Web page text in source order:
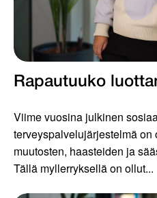
Rapautuuko
Viime vuosina julkinen
terveyspalvelujärjestelmä on
muutosten, haasteiden ja
Tällä myllerryksellä on ollut...